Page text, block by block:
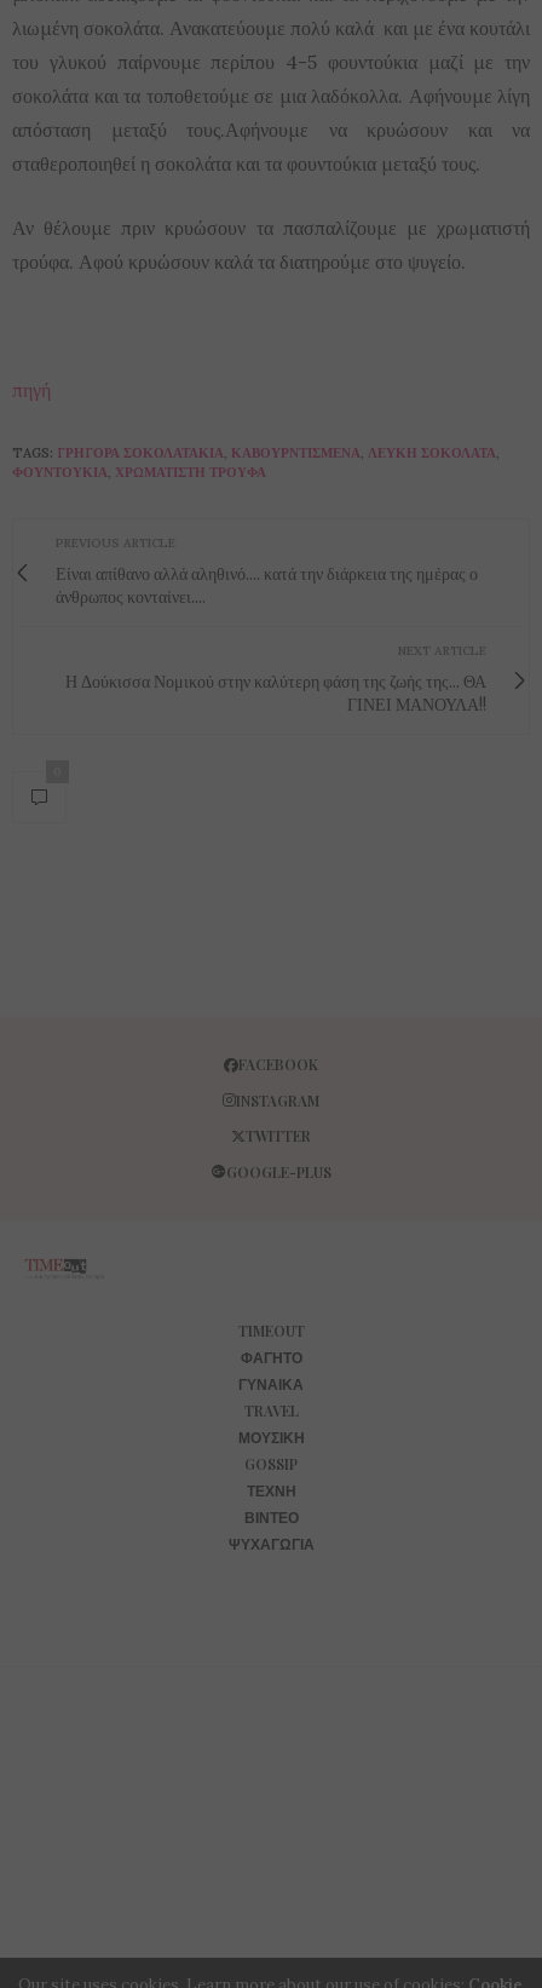
λιωμένη σοκολάτα. Ανακατεύουμε πολύ καλά και με ένα κουτάλι
του γλυκού παίρνουμε περίπου 4-5 φουντούκια μαζί με την
σοκολάτα και τα τοποθετούμε σε μια λαδόκολλα. Αφήνουμε λίγη
απόσταση μεταξύ τους.Αφήνουμε να κρυώσουν και να
σταθεροποιηθεί η σοκολάτα και τα φουντούκια μεταξύ τους.
Αν θέλουμε πριν κρυώσουν τα πασπαλίζουμε με χρωματιστή
τρούφα. Αφού κρυώσουν καλά τα διατηρούμε στο ψυγείο.
πηγή
TAGS: ΓΡΉΓΟΡΑ ΣΟΚΟΛΑΤΆΚΙΑ ΚΑΒΟΥΡΝΤΙΣΜΈΝΑ ΛΕΥΚΉ ΣΟΚΟΛΆΤΑ
ΦΟΥΝΤΟΎΚΙΑ ΧΡΩΜΑΤΙΣΤΉ ΤΡΟΎΦΑ
PREVIOUS ARTICLE
Είναι απίθανο αλλά αληθινό.... κατά την διάρκεια της ημέρας ο
άνθρωπος κονταίνει....
NEXT ARTICLE
Η Δούκισσα Νομικού στην καλύτερη φάση της ζωής της... ΘΑ
ΓΙΝΕΙ ΜΑΝΟΥΛΑ!!
FACEBOOK
INSTAGRAM
TWITTER
GOOGLE-PLUS
TIMEOUT
ΦΑΓΗΤΌ
ΓΥΝΑΊΚΑ
TRAVEL
ΜΟΥΣΙΚΉ
GOSSIP
ΤΈΧΝΗ
ΒΊΝΤΕΟ
ΨΥΧΑΓΩΓΊΑ